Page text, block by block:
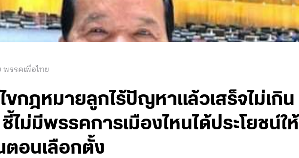
พรรคเพื่อไทย
ขกฎหมายลูกไร้ปัญหาแล้วเสร็จไม่เกิน
ม่มีพรรคการเมืองไหนได้ประโยชน์ให้
ตอนเลือกตั้ง